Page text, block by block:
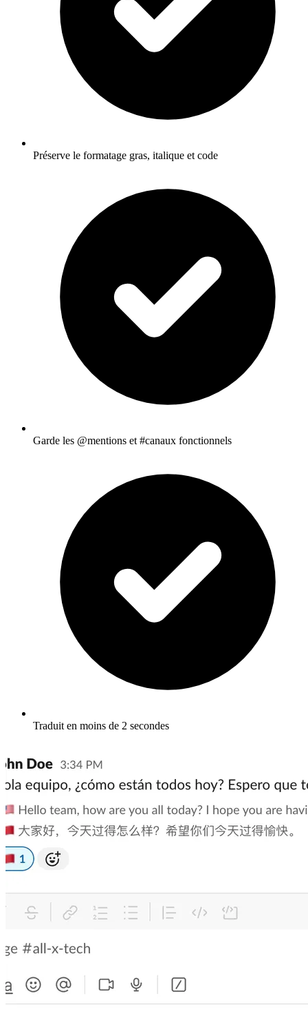
Préserve le formatage gras, italique et code
Garde les @mentions et #canaux fonctionnels
Traduit en moins de 2 secondes